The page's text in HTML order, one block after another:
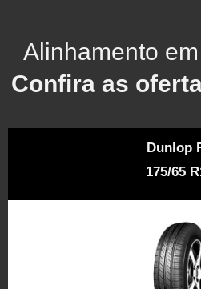
Alinhamento
Confira as
Dunlop
175/65